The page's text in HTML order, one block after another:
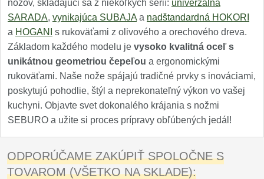
nožov, skladajúci sa z niekoľkých sérií: univerzálna
SARADA, vynikajúca SUBAJA a nadštandardná HOKORI
a HOGANI
s rukoväťami z olivového a orechového dreva.
Základom každého modelu je vysoko kvalitná oceľ s
unikátnou geometriou čepeľou a ergonomickými
rukoväťami. Naše nože spájajú tradičné prvky s inováciami,
poskytujú pohodlie, štýl a neprekonateľný výkon vo vašej
kuchyni. Objavte svet dokonalého krájania s nožmi
SEBURO a užite si proces prípravy obľúbených jedál!
ODPORÚČAME ZAKÚPIŤ SPOLOČNE S
TOVAROM (VŠETKO NA SKLADE):